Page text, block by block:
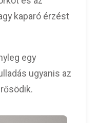
kaparó érzést
egy
ugyanis az